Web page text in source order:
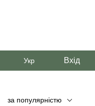
Укр Вхід
за популярністю